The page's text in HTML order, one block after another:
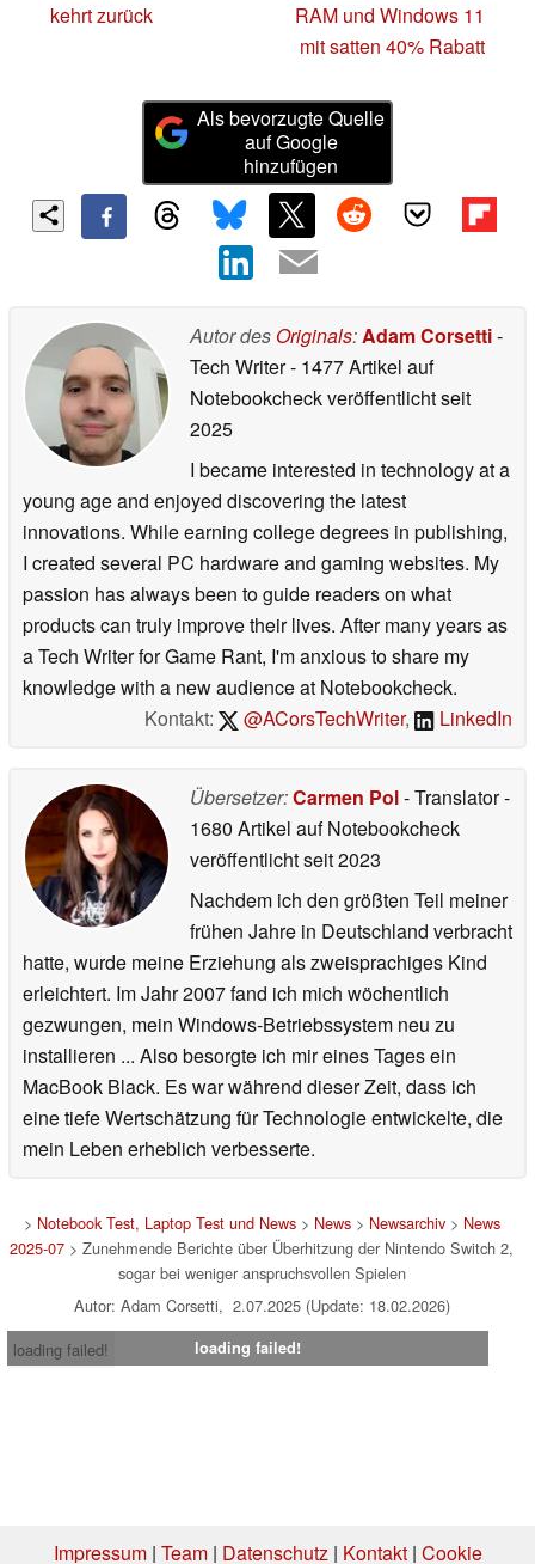
kehrt zurück
RAM und Windows 11
mit satten 40% Rabatt
Als bevorzugte Quelle
auf Google
hinzufügen
Autor des Originals:Adam Corsetti-
Tech Writer- 1477 Artikel auf
Notebookcheck veröffentlichtseit
2025
I became interested in technology at a
young age and enjoyed discovering the latest
innovations. While earning college degrees in publishing,
I created several PC hardware and gaming websites. My
passion has always been to guide readers on what
products can truly improve their lives. After many years as
a Tech Writer for Game Rant, I'm anxious to share my
knowledge with a new audience at Notebookcheck.
Kontakt:
@ACorsTechWriter, LinkedIn
Übersetzer:Carmen Pol- Translator-
1680 Artikel auf Notebookcheck
veröffentlichtseit 2023
Nachdem ich den größten Teil meiner
frühen Jahre in Deutschland verbracht
hatte, wurde meine Erziehung als zweisprachiges Kind
erleichtert. Im Jahr 2007 fand ich mich wöchentlich
gezwungen, mein Windows-Betriebssystem neu zu
installieren ... Also besorgte ich mir eines Tages ein
MacBook Black. Es war während dieser Zeit, dass ich
eine tiefe Wertschätzung für Technologie entwickelte, die
mein Leben erheblich verbesserte.
> Notebook Test, Laptop Test und News> News> Newsarchiv> News
2025-07 > Zunehmende Berichte über Überhitzung der Nintendo Switch 2,
sogar bei weniger anspruchsvollen Spielen
Autor: Adam Corsetti, 2.07.2025 (Update: 18.02.2026)
loading failed!
loading failed!
Impressum| Team| Datenschutz| Kontakt| Cookie